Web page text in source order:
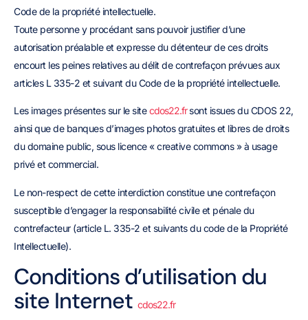
Code de la propriété intellectuelle.
Toute personne y procédant sans pouvoir justifier d’une
autorisation préalable et expresse du détenteur de ces droits
encourt les peines relatives au délit de contrefaçon prévues aux
articles L 335-2 et suivant du Code de la propriété intellectuelle.
Les images présentes sur le sitecdos22.frsont issues du CDOS 22,
ainsi que de banques d’images photos gratuites et libres de droits
du domaine public, sous licence « creative commons » à usage
privé et commercial.
Le non-respect de cette interdiction constitue une contrefaçon
susceptible d’engager la responsabilité civile et pénale du
contrefacteur (article L. 335-2 et suivants du code de la Propriété
Intellectuelle).
Conditions d’utilisation du
site Internet cdos22.fr